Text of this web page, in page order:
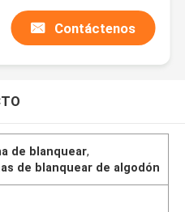
Contáctenos
de blanquear,
de blanquear de algodón